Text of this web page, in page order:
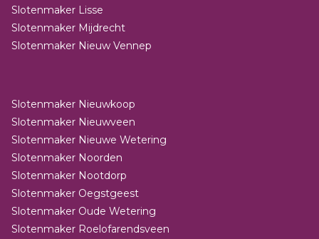
Slotenmaker Lisse
Slotenmaker Mijdrecht
Slotenmaker Nieuw Vennep
Slotenmaker Nieuwkoop
Slotenmaker Nieuwveen
Slotenmaker Nieuwe Wetering
Slotenmaker Noorden
Slotenmaker Nootdorp
Slotenmaker Oegstgeest
Slotenmaker Oude Wetering
Slotenmaker Roelofarendsveen